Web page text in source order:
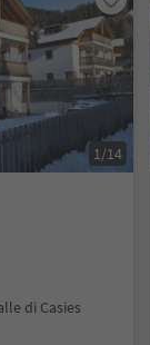
1/14
di Casies